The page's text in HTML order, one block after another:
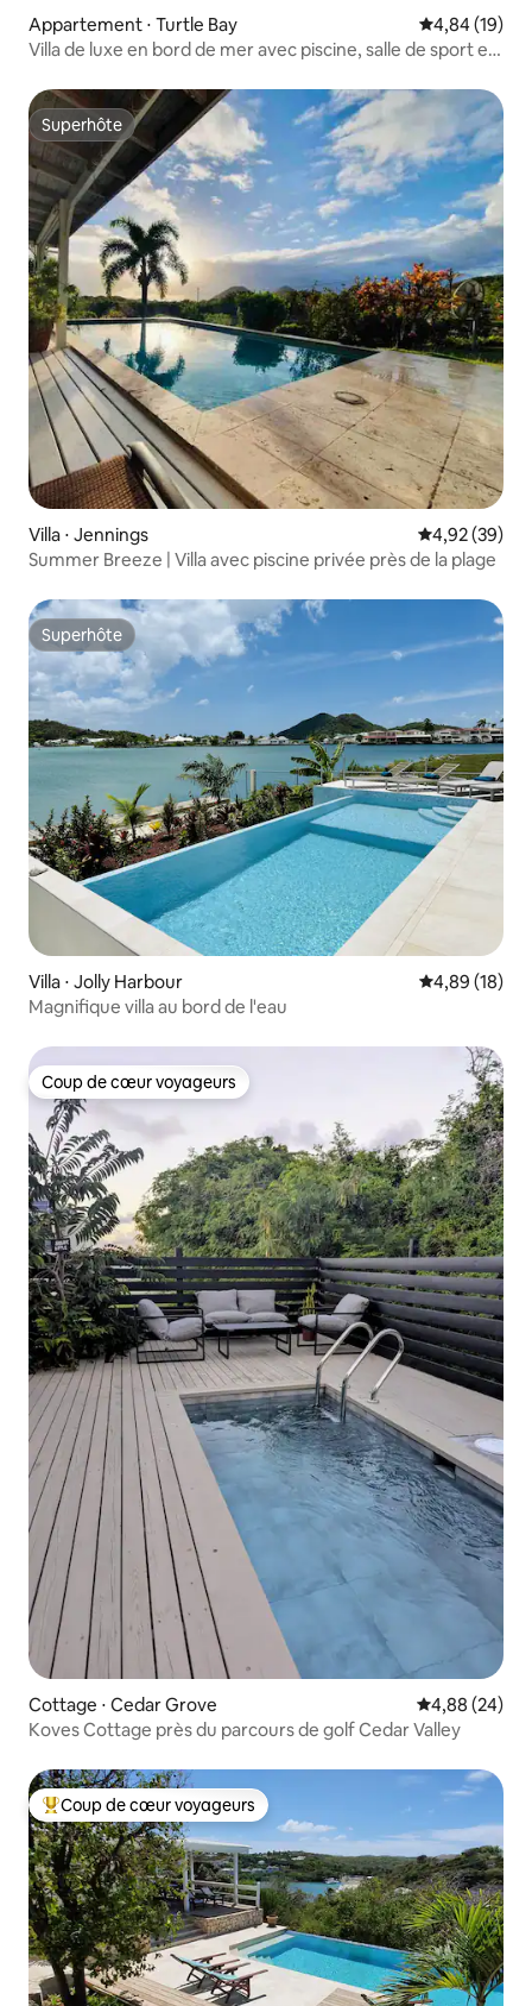
Appartement ⋅ Turtle Bay Évaluation
4,84 (19)
Villa de luxe en bord de mer avec piscine, salle de sport et
Superhôte
Superhôte
Villa ⋅ Jennings Évaluation
4,92 (39)
Summer Breeze | Villa avec piscine privée près de la plage
Superhôte
Superhôte
Villa ⋅ Jolly Harbour Évaluation
4,89 (18)
Magnifique villa au bord de l'eau
Coup de cœur voyageurs
Coup de cœur voyageurs
Cottage ⋅ Cedar Grove Évaluation
4,88 (24)
Koves Cottage près du parcours de golf Cedar Valley
Coups de cœur voyageurs les plus appréciés
Coup de cœur voyageurs